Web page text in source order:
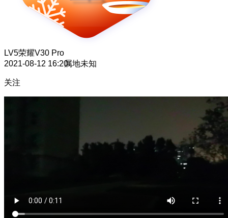
LV5荣耀V30 Pro
2021-08-12 16:20属地未知
关注